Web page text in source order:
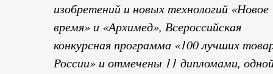
изобретений и новых технологий «Новое
время» и «Архимед», Всероссийская
конкурсная программа «100 лучших
России» и отмечены 11 дипломами,